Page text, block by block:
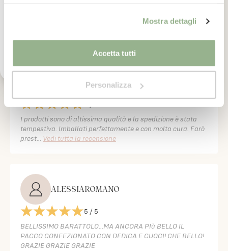
Mostra dettagli
Accetta tutti
Personalizza
Stefano Gallina
I prodotti sono di altissima qualità e la spedizione è stata
tempestiva. Imballati perfettamente e con molta cura. Farò
prest... Vedi tutta la recensione
ALESSIAROMANO
5 / 5
BELLISSIMO BARATTOLO...MA ANCORA PIù BELLO IL
PACCO CONFEZIONATO CON DEDICA E CUOCI! CHE BELLO!
GRAZIE GRAZIE GRAZIE
vostra Privacy Policy ed acconsento al
comunicazioni tramite newsletter.